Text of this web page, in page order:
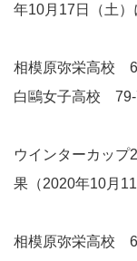
年10月17日（土）
相模原弥栄高校
白鷗女子高校
ウインターカップ
果（2020年10月
相模原弥栄高校